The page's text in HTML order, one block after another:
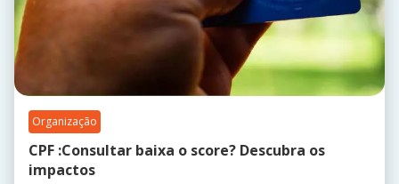
Organização
CPF :Consultar baixa o score? Descubra os
impactos